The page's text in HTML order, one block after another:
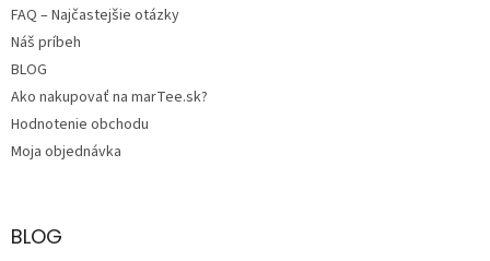
FAQ – Najčastejšie otázky
Náš príbeh
BLOG
Ako nakupovať na marTee.sk?
Hodnotenie obchodu
Moja objednávka
BLOG